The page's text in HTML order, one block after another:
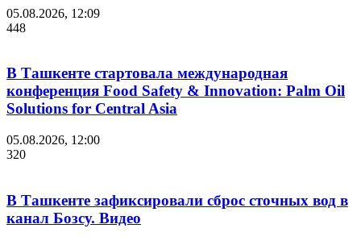
05.08.2026, 12:09
448
В Ташкенте стартовала международная
конференция Food Safety & Innovation: Palm Oil
Solutions for Central Asia
05.08.2026, 12:00
320
В Ташкенте зафиксировали сброс сточных вод в
канал Бозсу. Видео